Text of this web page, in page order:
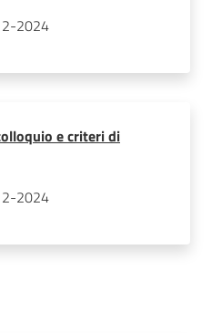
2024
e criteri di
2024